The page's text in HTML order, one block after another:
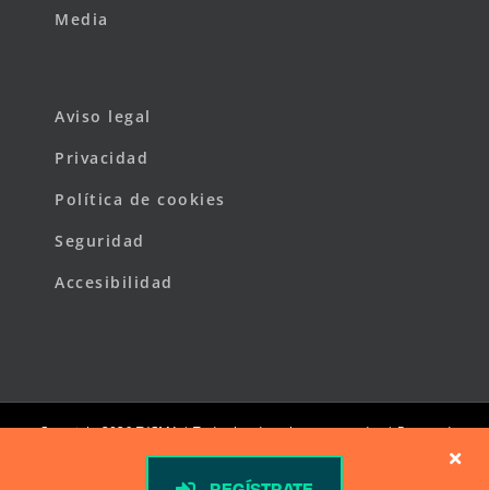
Media
Aviso legal
Privacidad
Política de cookies
Seguridad
Accesibilidad
Copyright2026 FYCMA | Todos los derechos reservados | Powered
byFYCMA